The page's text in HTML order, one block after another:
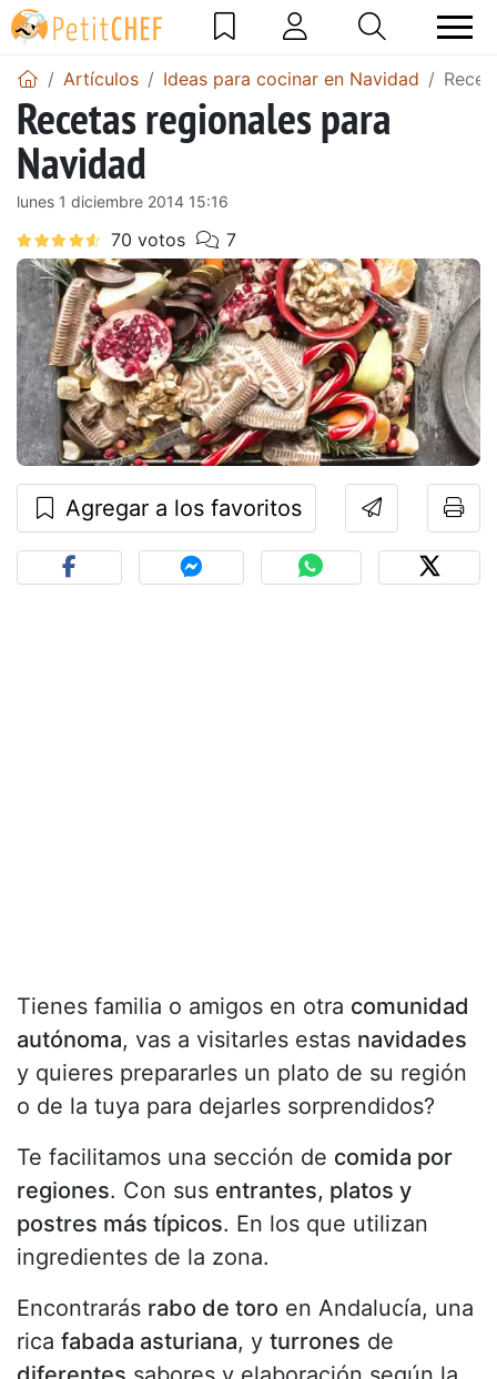
Artículos Ideas para cocinar en Navidad
Recetas regionales para
Navidad
lunes 1 diciembre 2014 15:16
Agregar a los favoritos
Tienes familia o amigos en otra comunidad
autónoma, vas a visitarles estas navidades
y quieres prepararles un plato de su región
o de la tuya para dejarles sorprendidos?
Te facilitamos una sección de comida por
regiones. Con sus entrantes, platos y
postres más típicos. En los que utilizan
ingredientes de la zona.
Encontrarás rabo de toro en Andalucía, una
rica fabada asturiana, y turrones de